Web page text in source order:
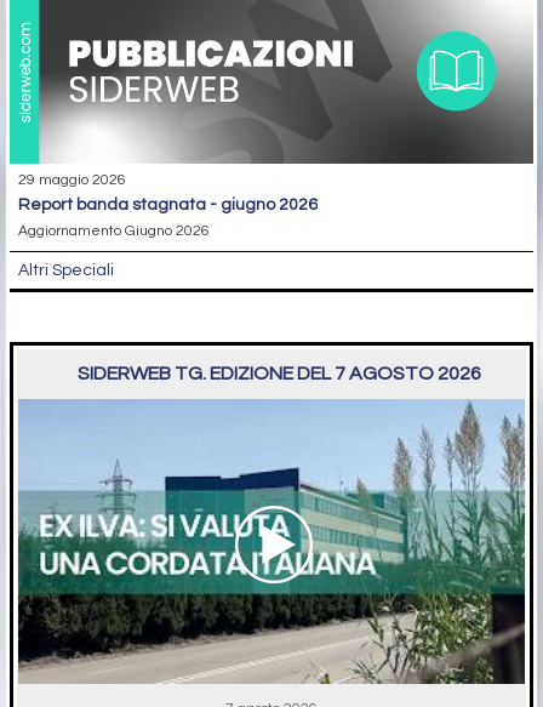
29 maggio 2026
report banda stagnata - giugno 2026
Aggiornamento Giugno 2026
Altri Speciali
SIDERWEB TG. EDIZIONE DEL 7 AGOSTO 2026